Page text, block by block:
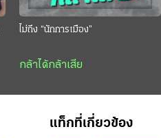
ไม่ถึง “นักการเมือง”
กล้าได้กล้าเสีย
แท็กที่เกี่ยวข้อง